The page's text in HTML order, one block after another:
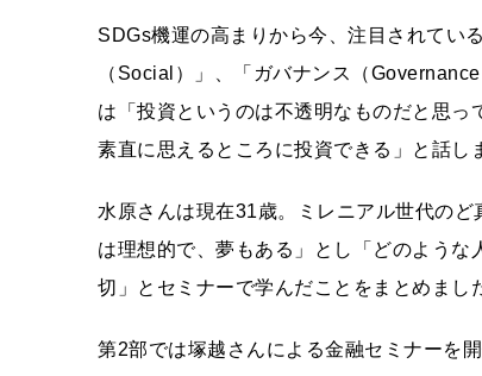
SDGs機運の高まりから今、注目されてい
（Social）」、「ガバナンス（
は「投資というのは不透明なものだと思
素直に思えるところに投資できる」と話し
水原さんは現在31歳。ミレニアル世代の
は理想的で、夢もある」とし「どのよう
切」とセミナーで学んだことをまとめまし
第2部では塚越さんによる金融セミナーを